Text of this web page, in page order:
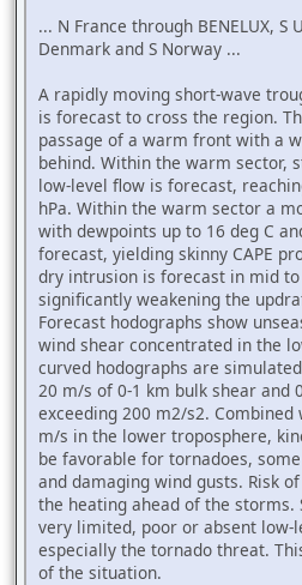
... N France through BENELUX, S
Denmark and S Norway ...
A rapidly moving short-wave
is forecast to cross the region.
passage of a warm front with a
behind. Within the warm sector,
low-level flow is forecast,
hPa. Within the warm sector a
with dewpoints up to 16 deg C
forecast, yielding skinny CAPE
dry intrusion is forecast in mid
significantly weakening the
Forecast hodographs show
wind shear concentrated in the
curved hodographs are
20 m/s of 0-1 km bulk shear and
exceeding 200 m2/s2.
m/s in the lower troposphere,
be favorable for tornadoes,
and damaging wind gusts. Risk
the heating ahead of the storms.
very limited, poor or absent low-
especially the tornado threat.
of the situation.